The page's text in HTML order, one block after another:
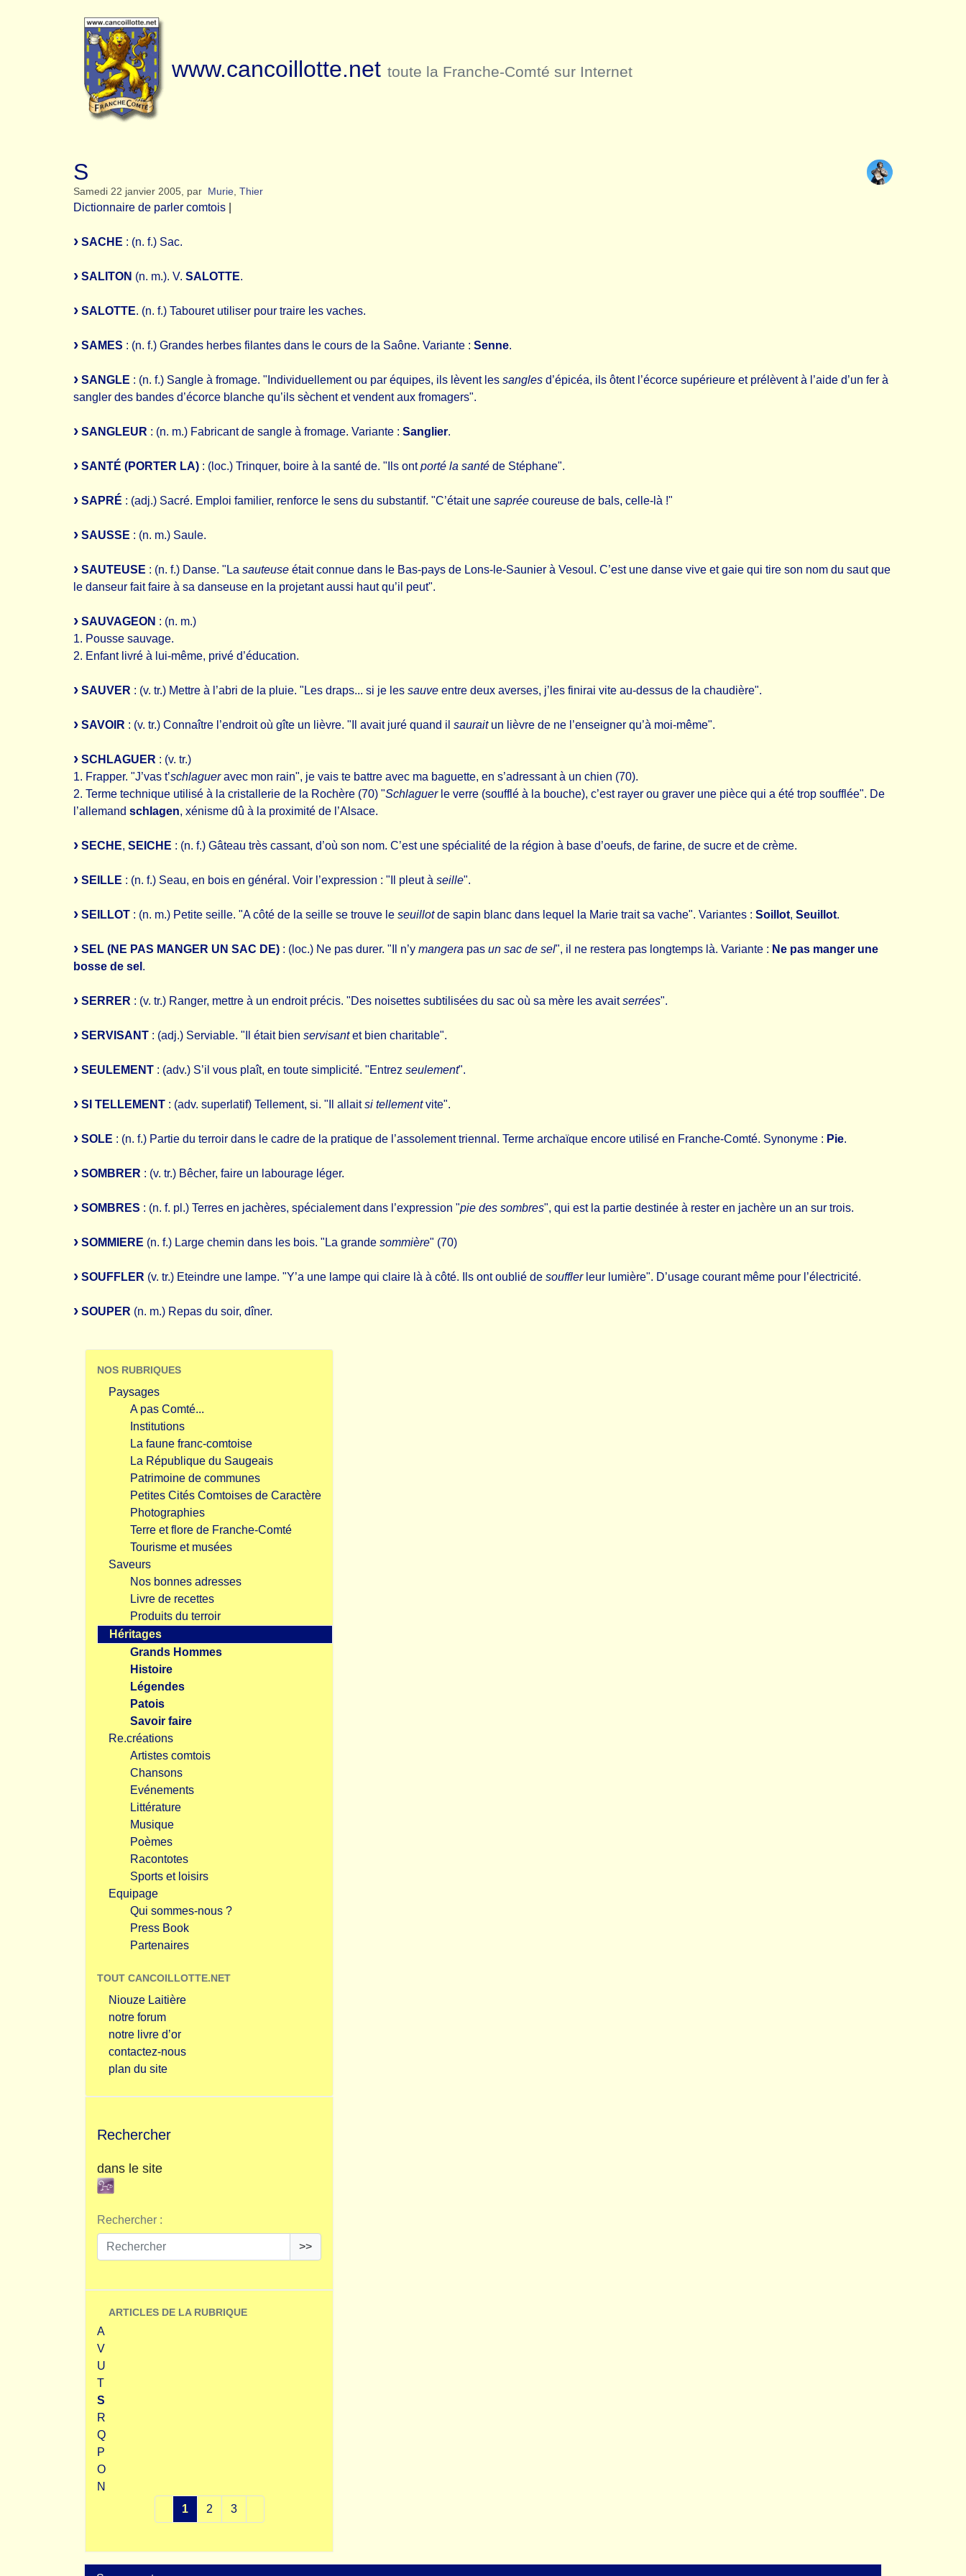
www.cancoillotte.net toute la Franche-Comté sur Internet
S
Samedi 22 janvier 2005, par Murie, Thier
Dictionnaire de parler comtois
SACHE : (n. f.) Sac.
SALITON (n. m.). V. SALOTTE.
SALOTTE. (n. f.) Tabouret utiliser pour traire les vaches.
SAMES : (n. f.) Grandes herbes filantes dans le cours de la Saône. Variante : Senne.
SANGLE : (n. f.) Sangle à fromage. "Individuellement ou par équipes, ils lèvent les sangles d’épicéa, ils ôtent l’écorce supérieure et prélèvent à l’aide d’un fer à
sangler des bandes d’écorce blanche qu’ils sèchent et vendent aux fromagers".
SANGLEUR : (n. m.) Fabricant de sangle à fromage. Variante : Sanglier.
SANTÉ (PORTER LA) : (loc.) Trinquer, boire à la santé de. "Ils ontporté la santé de Stéphane".
SAPRÉ : (adj.) Sacré. Emploi familier, renforce le sens du substantif. "C’était une saprée coureuse de bals, celle-là !"
SAUSSE : (n. m.) Saule.
SAUTEUSE : (n. f.) Danse. "La sauteuse était connue dans le Bas-pays de Lons-le-Saunier à Vesoul. C’est une danse vive et gaie qui tire son nom du saut que
le danseur fait faire à sa danseuse en la projetant aussi haut qu’il peut".
SAUVAGEON : (n. m.)
1. Pousse sauvage.
2. Enfant livré à lui-même, privé d’éducation.
SAUVER : (v. tr.) Mettre à l’abri de la pluie. "Les draps... si je les sauve entre deux averses, j’les finirai vite au-dessus de la chaudière".
SAVOIR : (v. tr.) Connaître l’endroit où gîte un lièvre. "Il avait juré quand il sauraitun lièvre de ne l’enseigner qu’à moi-même".
SCHLAGUER : (v. tr.)
1. Frapper. "J’vas t’schlagueravec mon rain", je vais te battre avec ma baguette, en s’adressant à un chien (70).
2. Terme technique utilisé à la cristallerie de la Rochère (70) "Schlaguerle verre (soufflé à la bouche), c’est rayer ou graver une pièce qui a été trop soufflée". De
l’allemand schlagen, xénisme dû à la proximité de l’Alsace.
SECHE, SEICHE : (n. f.) Gâteau très cassant, d’où son nom. C’est une spécialité de la région à base d’oeufs, de farine, de sucre et de crème.
SEILLE : (n. f.) Seau, en bois en général. Voir l’expression : "Il pleut à seille".
SEILLOT : (n. m.) Petite seille. "A côté de la seille se trouve le seuillotde sapin blanc dans lequel la Marie trait sa vache". Variantes : Soillot, Seuillot.
SEL (NE PAS MANGER UN SAC DE) : (loc.) Ne pas durer. "Il n’y mangera pas un sac de sel", il ne restera pas longtemps là. Variante : Ne pas manger une
bosse de sel .
SERRER : (v. tr.) Ranger, mettre à un endroit précis. "Des noisettes subtilisées du sac où sa mère les avaitserrées".
SERVISANT : (adj.) Serviable. "Il était bien servisantet bien charitable".
SEULEMENT : (adv.) S’il vous plaît, en toute simplicité. "Entrez seulement".
SI TELLEMENT : (adv. superlatif) Tellement, si. "Il allaitsi tellementvite".
SOLE : (n. f.) Partie du terroir dans le cadre de la pratique de l’assolement triennal. Terme archaïque encore utilisé en Franche-Comté. Synonyme : Pie.
SOMBRER : (v. tr.) Bêcher, faire un labourage léger.
SOMBRES : (n. f. pl.) Terres en jachères, spécialement dans l’expression "pie des sombres", qui est la partie destinée à rester en jachère un an sur trois.
SOMMIERE (n. f.) Large chemin dans les bois. "La grande sommière" (70)
SOUFFLER (v. tr.) Eteindre une lampe. "Y’a une lampe qui claire là à côté. Ils ont oublié de soufflerleur lumière". D’usage courant même pour l’électricité.
SOUPER (n. m.) Repas du soir, dîner.
NOS RUBRIQUES
Paysages
A pas Comté...
Institutions
La faune franc-comtoise
La République du Saugeais
Patrimoine de communes
Petites Cités Comtoises de Caractère
Photographies
Terre et flore de Franche-Comté
Tourisme et musées
Saveurs
Nos bonnes adresses
Livre de recettes
Produits du terroir
Héritages
Grands Hommes
Histoire
Légendes
Patois
Savoir faire
Re.créations
Artistes comtois
Chansons
Evénements
Littérature
Musique
Poèmes
Racontotes
Sports et loisirs
Equipage
Qui sommes-nous ?
Press Book
Partenaires
TOUT CANCOILLOTTE.NET
Niouze Laitière
notre forum
notre livre d’or
contactez-nous
plan du site
Rechercher
dans le site
Rechercher :
>>
ARTICLES DE LA RUBRIQUE
A
V
U
T
S
R
Q
P
O
N
1
2 3